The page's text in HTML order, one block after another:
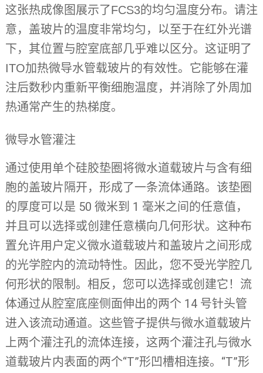
这张热成像图展示了FCS3的均匀温度分布。请注
意，盖玻片的温度非常均匀，以至于在红外光谱
下，其位置与腔室底部几乎难以区分。这证明了
ITO加热微导水管载玻片的有效性。它能够在灌
注后数秒内重新平衡细胞温度，并消除了外周加
热通常产生的热梯度。
微导水管灌注
通过使用单个硅胶垫圈将微水道载玻片与含有细
胞的盖玻片隔开，形成了一条流体通路。该垫圈
的厚度可以是 50 微米到 1 毫米之间的任意值，
并且可以选择或创建任意横向几何形状。这种布
置允许用户定义微水道载玻片和盖玻片之间形成
的光学腔内的流动特性。因此，您不受光学腔几
何形状的限制。相反，您可以选择或创建它！流
体通过从腔室底座侧面伸出的两个 14 号针头管
进入该流动通道。这些管子提供与微水道载玻片
上两个灌注孔的流体连接，这两个灌注孔与微水
道载玻片内表面的两个“T”形凹槽相连接。“T”形